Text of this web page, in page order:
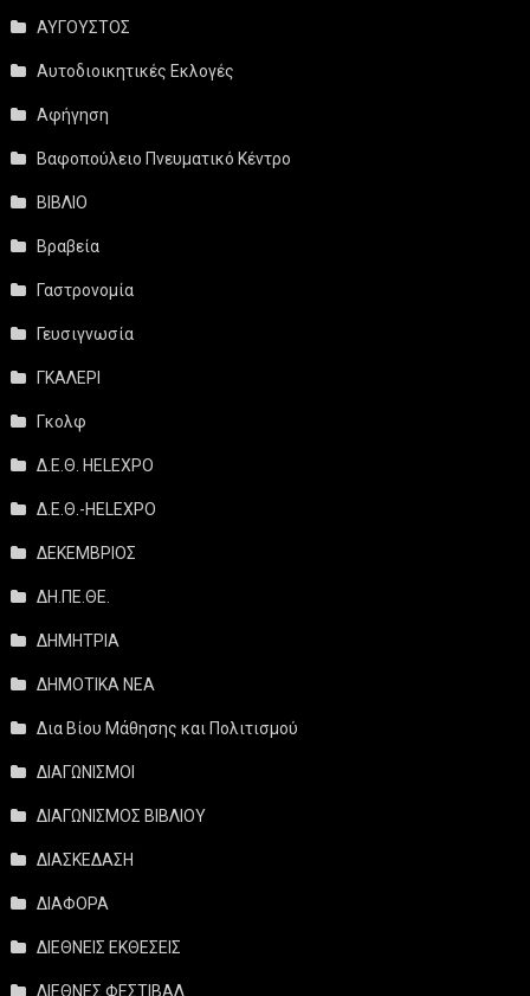
ΑΥΓΟΥΣΤΟΣ
Αυτοδιοικητικές Εκλογές
Αφήγηση
Βαφοπούλειο Πνευματικό Κέντρο
ΒΙΒΛΙΟ
Βραβεία
Γαστρονομία
Γευσιγνωσία
ΓΚΑΛΕΡΙ
Γκολφ
Δ.Ε.Θ. HELEXPO
Δ.Ε.Θ.-HELEXPO
ΔΕΚΕΜΒΡΙΟΣ
ΔΗ.ΠΕ.ΘΕ.
ΔΗΜΗΤΡΙΑ
ΔΗΜΟΤΙΚΑ ΝΕΑ
Δια Βίου Μάθησης και Πολιτισμού
ΔΙΑΓΩΝΙΣΜΟΙ
ΔΙΑΓΩΝΙΣΜΟΣ ΒΙΒΛΙΟΥ
ΔΙΑΣΚΕΔΑΣΗ
ΔΙΑΦΟΡΑ
ΔΙΕΘΝΕΙΣ ΕΚΘΕΣΕΙΣ
ΔΙΕΘΝΕΣ ΦΕΣΤΙΒΑΛ